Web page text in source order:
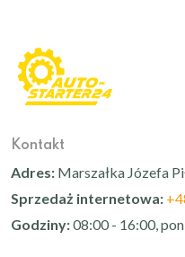
Kontakt
Adres: Marszałka Józefa
Sprzedaż internetowa:
Godziny:08:00 - 16:00,